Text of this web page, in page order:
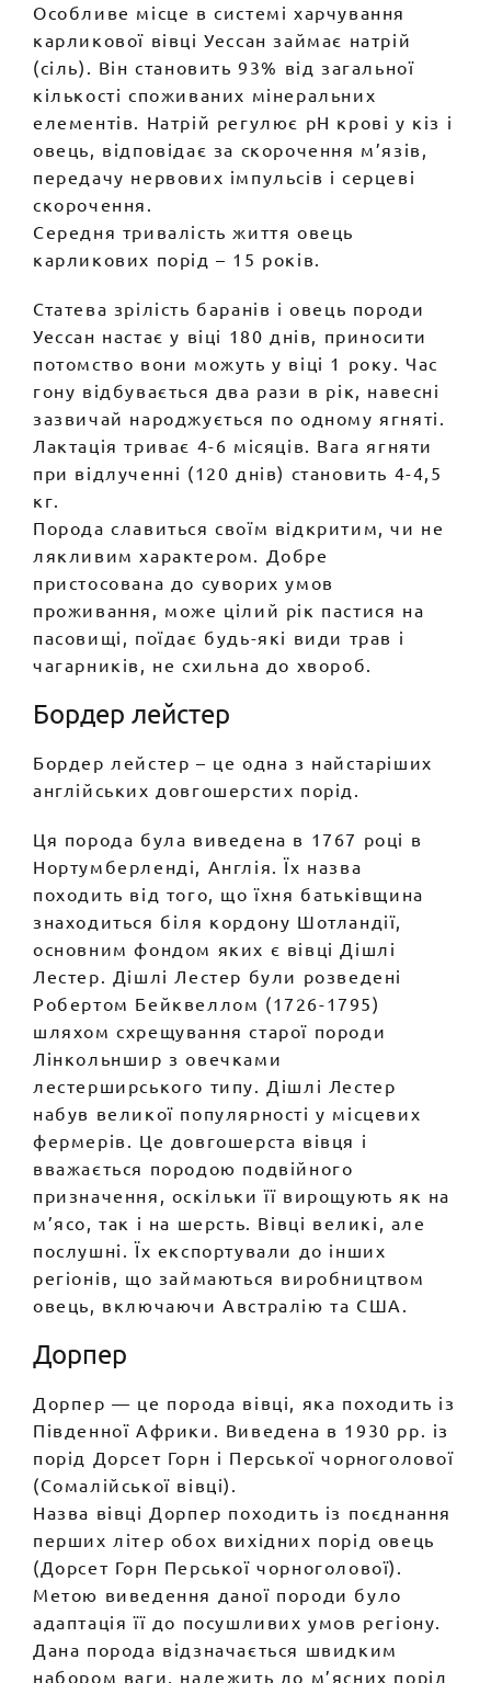
Особливе місце в системі харчування
карликової вівці Уессан займає натрій
(сіль). Він становить 93% від загальної
кількості споживаних мінеральних
елементів. Натрій регулює рН крові у кіз і
овець, відповідає за скорочення м’язів,
передачу нервових імпульсів і серцеві
скорочення.
Середня тривалість життя овець
карликових порід – 15 років.
Статева зрілість баранів і овець породи
Уессан настає у віці 180 днів, приносити
потомство вони можуть у віці 1 року. Час
гону відбувається два рази в рік, навесні
зазвичай народжується по одному ягняті.
Лактація триває 4-6 місяців. Вага ягняти
при відлученні (120 днів) становить 4-4,5
кг.
Порода славиться своїм відкритим, чи не
лякливим характером. Добре
пристосована до суворих умов
проживання, може цілий рік пастися на
пасовищі, поїдає будь-які види трав і
чагарників, не схильна до хвороб.
Бордер лейстер
Бордер лейстер – це одна з найстаріших
англійських довгошерстих порід.
Ця порода була виведена в 1767 році в
Нортумберленді, Англія. Їх назва
походить від того, що їхня батьківщина
знаходиться біля кордону Шотландії,
основним фондом яких є вівці Дішлі
Лестер. Дішлі Лестер були розведені
Робертом Бейквеллом (1726-1795)
шляхом схрещування старої породи
Лінкольншир з овечками
лестерширського типу. Дішлі Лестер
набув великої популярності у місцевих
фермерів. Це довгошерста вівця і
вважається породою подвійного
призначення, оскільки її вирощують як на
м’ясо, так і на шерсть. Вівці великі, але
послушні. Їх експортували до інших
регіонів, що займаються виробництвом
овець, включаючи Австралію та США.
Дорпер
Дорпер — це порода вівці, яка походить із
Південної Африки. Виведена в 1930 рр. із
порід Дорсет Горн і Перської чорноголової
(Сомалійської вівці).
Назва вівці Дорпер походить із поєднання
перших літер обох вихідних порід овець
(Дорсет Горн Перської чорноголової).
Метою виведення даної породи було
адаптація її до посушливих умов регіону.
Дана порода відзначається швидким
набором ваги, належить до м’ясних порід